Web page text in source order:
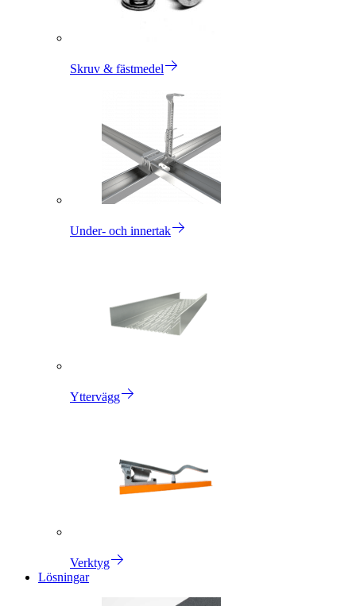
Skruv & fästmedel
Under- och innertak
Yttervägg
Verktyg
Lösningar